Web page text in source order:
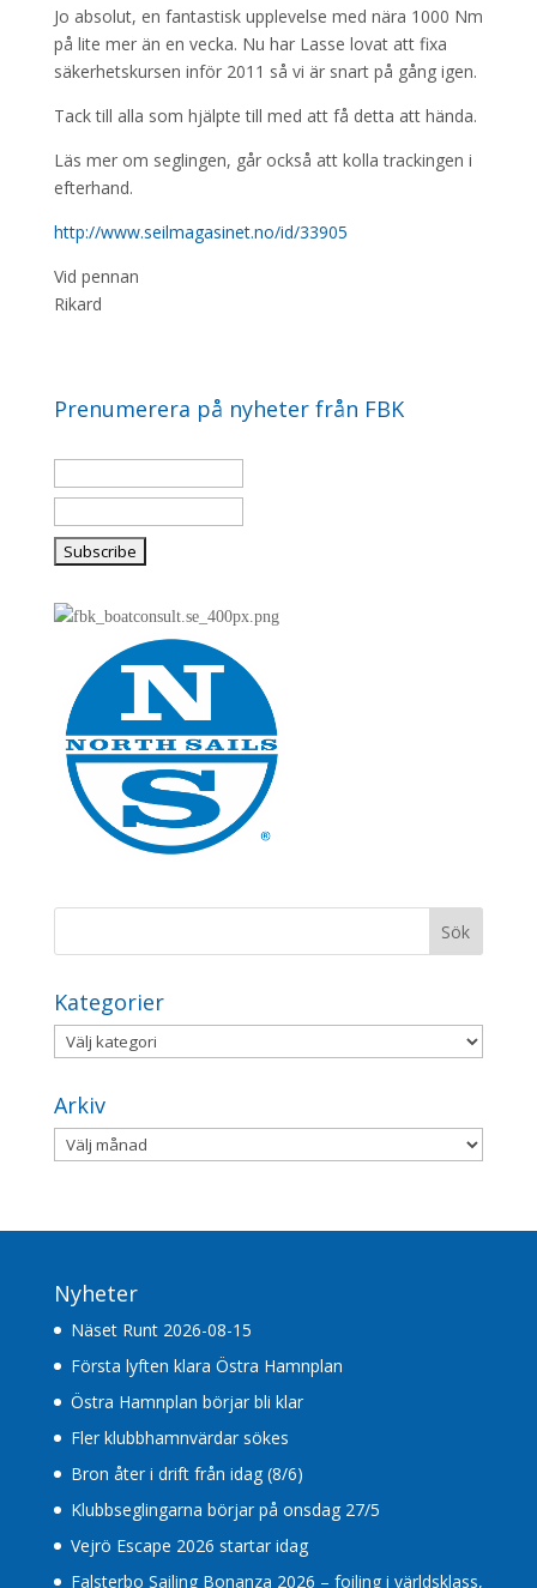
Jo absolut, en fantastisk upplevelse med nära 1000 Nm
på lite mer än en vecka. Nu har Lasse lovat att fixa
säkerhetskursen inför 2011 så vi är snart på gång igen.
Tack till alla som hjälpte till med att få detta att hända.
Läs mer om seglingen, går också att kolla trackingen i
efterhand.
http://www.seilmagasinet.no/id/33905
Vid pennan
Rikard
Prenumerera på nyheter från FBK
Kategorier
Kategorier
Arkiv
Arkiv
Nyheter
Näset Runt 2026-08-15
Första lyften klara Östra Hamnplan
Östra Hamnplan börjar bli klar
Fler klubbhamnvärdar sökes
Bron åter i drift från idag (8/6)
Klubbseglingarna börjar på onsdag 27/5
Vejrö Escape 2026 startar idag
Falsterbo Sailing Bonanza 2026 – foiling i världsklass,